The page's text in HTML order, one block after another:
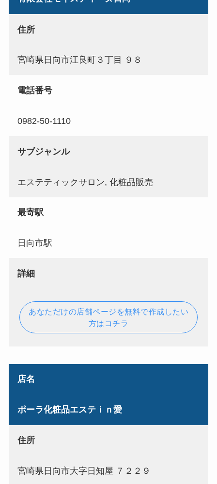
住所
宮崎県日向市江良町３丁目 ９８
電話番号
0982-50-1110
サブジャンル
エステティックサロン, 化粧品販売
最寄駅
日向市駅
詳細
あなただけの店舗ページを無料で作成したい
方はコチラ
店名
ポーラ化粧品エステｉｎ愛
住所
宮崎県日向市大字日知屋 ７２２９